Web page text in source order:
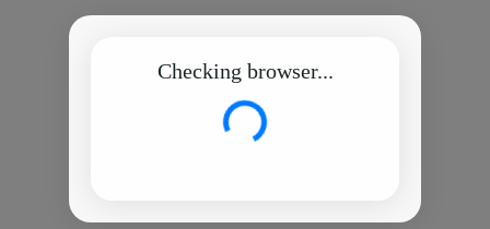
Checking browser...